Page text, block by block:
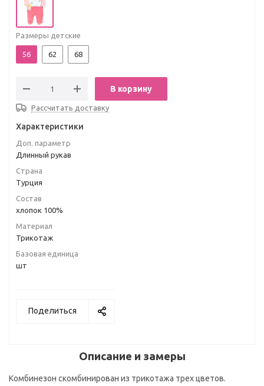
Размеры детские
56 62 68
В корзину
Рассчитать доставку
Характеристики
Доп. параметр
Длинный рукав
Страна
Турция
Состав
хлопок 100%
Материал
Трикотаж
Базовая единица
шт
Поделиться
Описание и замеры
Комбинезон скомбинирован из трикотажа трех цветов.